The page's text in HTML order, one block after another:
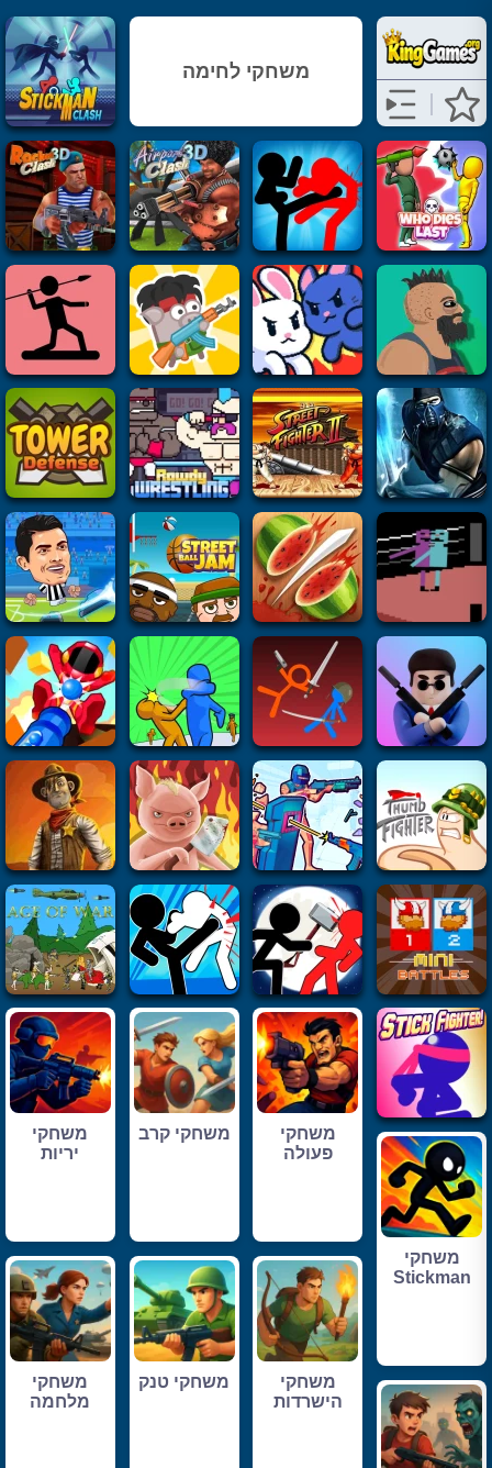
משחקי לחימה
משחקי
פעולה
משחקי קרב
משחקי
יריות
משחקי
Stickman
משחקי
הישרדות
משחקי טנק
משחקי
מלחמה